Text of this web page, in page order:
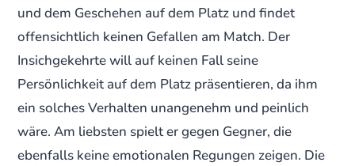
und dem Geschehen auf dem Platz und findet
offensichtlich keinen Gefallen am Match. Der
Insichgekehrte will auf keinen Fall seine
Persönlichkeit auf dem Platz präsentieren, da ihm
ein solches Verhalten unangenehm und peinlich
wäre. Am liebsten spielt er gegen Gegner, die
ebenfalls keine emotionalen Regungen zeigen. Die